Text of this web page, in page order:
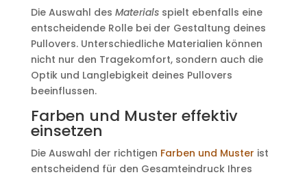
Die Auswahl des Materialsspielt ebenfalls eine
entscheidende Rolle bei der Gestaltung deines
Pullovers. Unterschiedliche Materialien können
nicht nur den Tragekomfort, sondern auch die
Optik und Langlebigkeit deines Pullovers
beeinflussen.
Farben und Muster effektiv
einsetzen
Die Auswahl der richtigen Farben und Muster ist
entscheidend für den Gesamteindruck Ihres